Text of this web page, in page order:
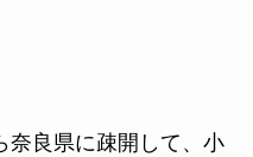
奈良県に疎開して、小